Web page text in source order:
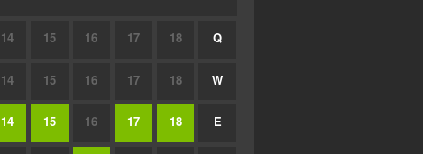
14 15 16 17 18 Q
14 15 16 17 18 W
14 15 16 17 18 E